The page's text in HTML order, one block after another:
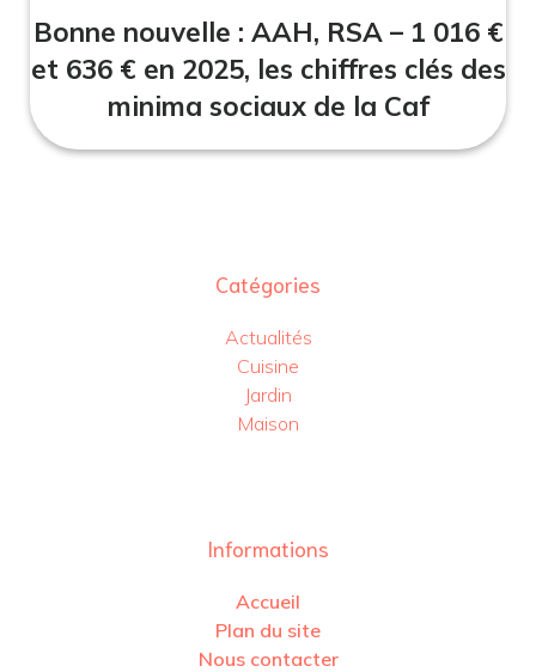
Bonne nouvelle : AAH, RSA – 1 016 €
et 636 € en 2025, les chiffres clés des
minima sociaux de la Caf
Catégories
Actualités
Cuisine
Jardin
Maison
Informations
Accueil
Plan du site
Nous contacter